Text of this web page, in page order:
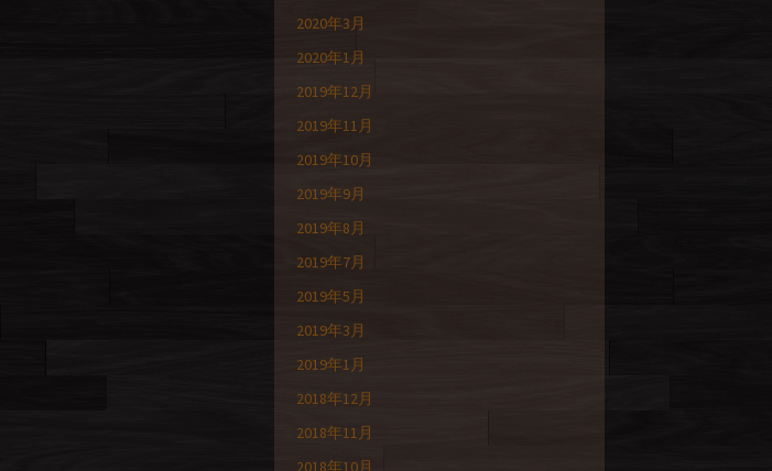
2020年3月
2020年1月
2019年12月
2019年11月
2019年10月
2019年9月
2019年8月
2019年7月
2019年5月
2019年3月
2019年1月
2018年12月
2018年11月
2018年10月